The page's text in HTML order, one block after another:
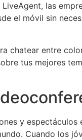
las
el móvil sin
chatear entre
tus mejores
y
Cuando los